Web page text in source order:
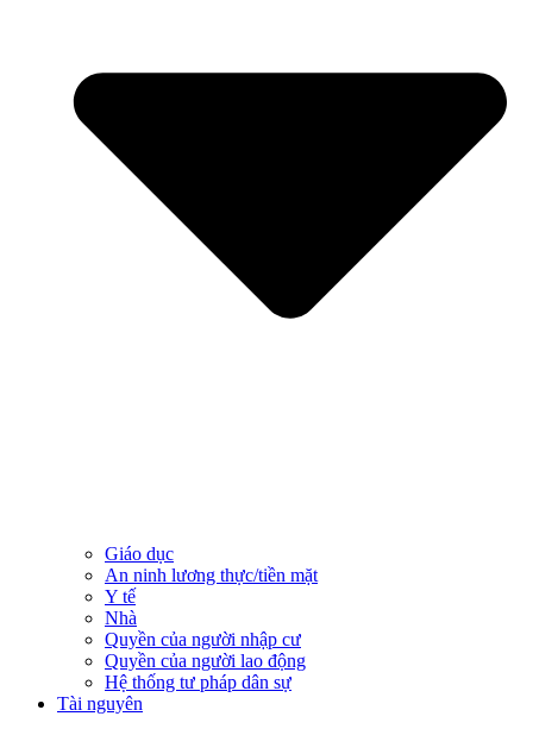
Giáo dục
An ninh lương thực/tiền mặt
Y tế
Nhà
Quyền của người nhập cư
Quyền của người lao động
Hệ thống tư pháp dân sự
Tài nguyên